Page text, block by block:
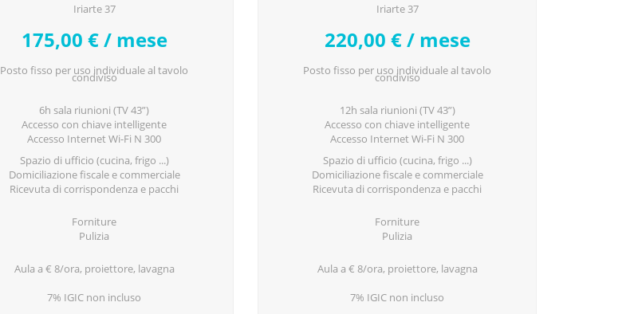
CONOSCICI
Iriarte 37
175,00 € / mese
Posto fisso per uso individuale al tavolo
condiviso
6h sala riunioni (TV 43”)
Accesso con chiave intelligente
Accesso Internet Wi-Fi N 300
Spazio di ufficio (cucina, frigo ...)
Domiciliazione fiscale e commerciale
Ricevuta di corrispondenza e pacchi
Forniture
Pulizia
Aula a € 8/ora, proiettore, lavagna
7% IGIC non incluso
Iriarte 37
220,00 € / mese
Posto fisso per uso individuale al tavolo
condiviso
12h sala riunioni (TV 43”)
Accesso con chiave intelligente
Accesso Internet Wi-Fi N 300
Spazio di ufficio (cucina, frigo ...)
Domiciliazione fiscale e commerciale
Ricevuta di corrispondenza e pacchi
Forniture
Pulizia
Aula a € 8/ora, proiettore, lavagna
7% IGIC non incluso